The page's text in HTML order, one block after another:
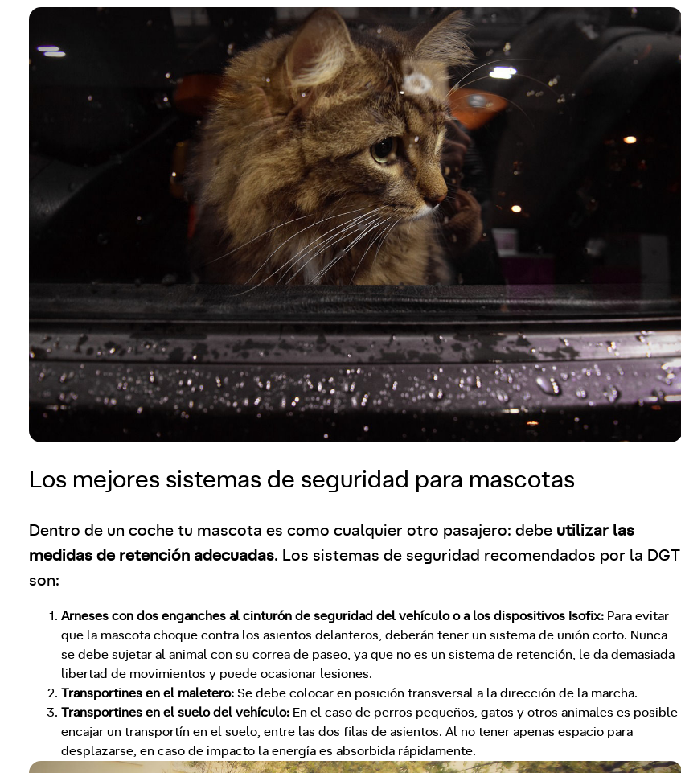
Los mejores sistemas de seguridad para mascotas
Dentro de un coche tu mascota es como cualquier otro pasajero: debe utilizar las
medidas de retención adecuadas. Los sistemas de seguridad recomendados por la DGT
son:
Arneses con dos enganches al cinturón de seguridad del vehículo o a los dispositivos Isofix: Para evitar
que la mascota choque contra los asientos delanteros, deberán tener un sistema de unión corto. Nunca
se debe sujetar al animal con su correa de paseo, ya que no es un sistema de retención, le da demasiada
libertad de movimientos y puede ocasionar lesiones.
Transportines en el maletero: Se debe colocar en posición transversal a la dirección de la marcha.
Transportines en el suelo del vehículo: En el caso de perros pequeños, gatos y otros animales es posible
encajar un transportín en el suelo, entre las dos filas de asientos. Al no tener apenas espacio para
desplazarse, en caso de impacto la energía es absorbida rápidamente.